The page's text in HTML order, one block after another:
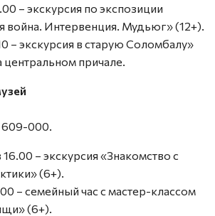
– экскурсия по экспозиции
война. Интервенция. Мудьюг» (12+).
– экскурсия в старую Соломбалу»
причале.
609-000.
16.00 – экскурсия «Знакомство с
(6+).
– семейный час с мастер-классом
(6+).